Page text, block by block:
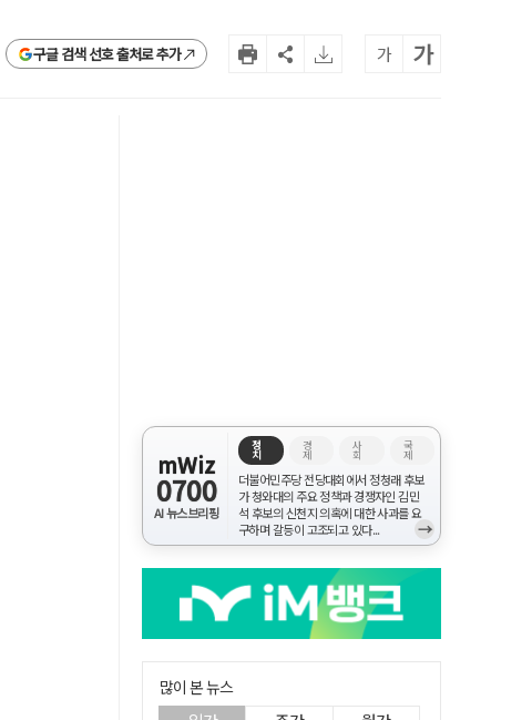
구글 검색 선호 출처로 추가 가 가
mWiz
0700
AI 뉴스브리핑
정
치
경
제
사
회
국
제
더불어민주당 전당대회에서 정청래 후보
가 청와대의 주요 정책과 경쟁자인 김민
석 후보의 신천지 의혹에 대한 사과를 요
구하며 갈등이 고조되고 있다...
→
많이 본 뉴스